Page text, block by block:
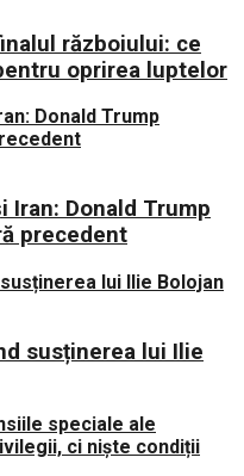
războiului: ce
oprirea luptelor
Iran: Donald Trump
precedent
susținerea lui Ilie